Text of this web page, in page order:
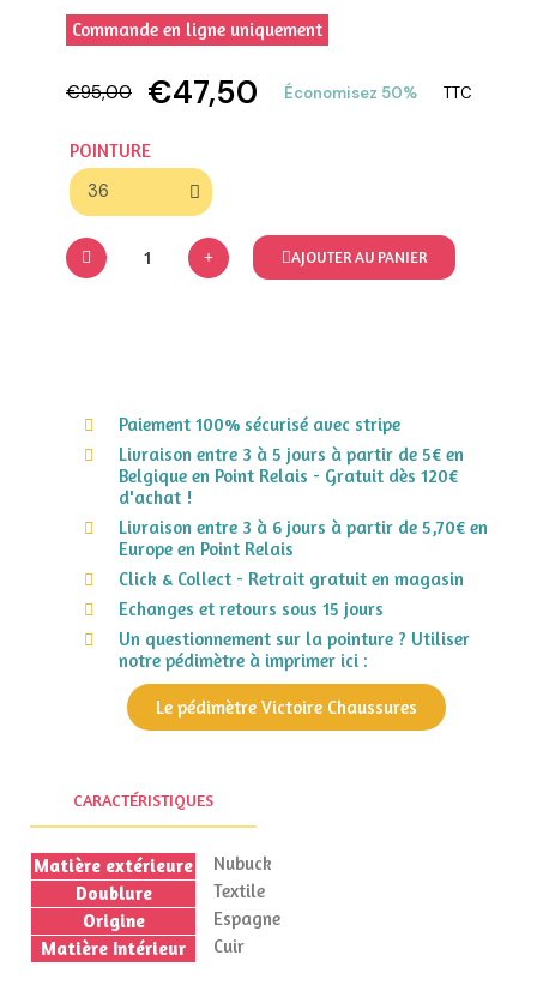
Commande en ligne uniquement
€95,00 €47,50 Économisez 50% TTC
POINTURE
AJOUTER AU PANIER
Paiement 100% sécurisé avec stripe
Livraison entre 3 à 5 jours à partir de 5€ en
Belgique en Point Relais - Gratuit dès 120€
d'achat !
Livraison entre 3 à 6 jours à partir de 5,70€ en
Europe en Point Relais
Click & Collect - Retrait gratuit en magasin
Echanges et retours sous 15 jours
Un questionnement sur la pointure ? Utiliser
notre pédimètre à imprimer ici :
Le pédimètre Victoire Chaussures
CARACTÉRISTIQUES
Matière extérieure
Nubuck
Doublure
Textile
Origine
Espagne
Matière Intérieur
Cuir